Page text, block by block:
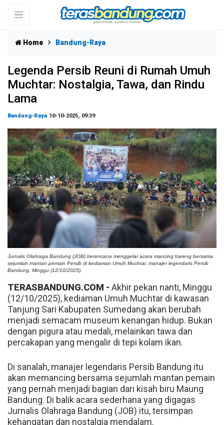
Home Bandung-Raya
Legenda Persib Reuni di Rumah Umuh
Muchtar: Nostalgia, Tawa, dan Rindu
Lama
Bandung-Raya 10-10-2025, 09:39
Jurnalis Olahraga Bandung (JOB) berencana menggelar acara mancing bareng bersama
sejumlah mantan pemain Persib di kediaman Umuh Muchtar, manajer legendaris Persib
Bandung, Minggu (12/10/2025).
TERASBANDUNG.COM - Akhir pekan nanti, Minggu
(12/10/2025), kediaman Umuh Muchtar di kawasan
Tanjung Sari Kabupaten Sumedang akan berubah
menjadi semacam museum kenangan hidup. Bukan
dengan pigura atau medali, melainkan tawa dan
percakapan yang mengalir di tepi kolam ikan.
Di sanalah, manajer legendaris Persib Bandung itu
akan memancing bersama sejumlah mantan pemain
yang pernah menjadi bagian dari kisah biru Maung
Bandung. Di balik acara sederhana yang digagas
Jurnalis Olahraga Bandung (JOB) itu, tersimpan
kehangatan dan nostalgia mendalam.